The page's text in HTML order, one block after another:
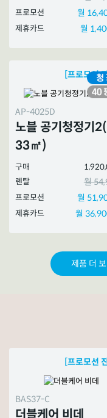
프로모션 월
제휴카드 월
[프로모션
AP-4025D
노블 공기청정기
33㎡)
구매
렌탈
월
프로모션 월
제휴카드 월
제품 더
[프로모션
BAS37-C
더블케어 비데